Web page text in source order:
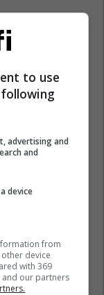
to use
advertising and
and
device
from
device
with 369
and our partners